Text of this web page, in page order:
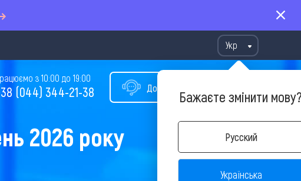
Укр
Бажаєте змінити
Русский
Українська
Допомога у виборі туру
з 10:00 до 19:00
(044) 344-21-38
2026 року